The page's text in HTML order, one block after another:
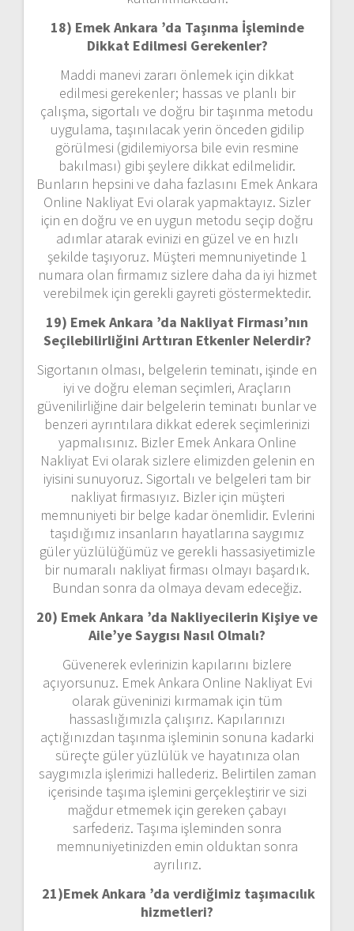
18) Emek Ankara ’da Taşınma İşleminde
Dikkat Edilmesi Gerekenler?
Maddi manevi zararı önlemek için dikkat
edilmesi gerekenler; hassas ve planlı bir
çalışma, sigortalı ve doğru bir taşınma metodu
uygulama, taşınılacak yerin önceden gidilip
görülmesi (gidilemiyorsa bile evin resmine
bakılması) gibi şeylere dikkat edilmelidir.
Bunların hepsini ve daha fazlasını Emek Ankara
Online Nakliyat Evi olarak yapmaktayız. Sizler
için en doğru ve en uygun metodu seçip doğru
adımlar atarak evinizi en güzel ve en hızlı
şekilde taşıyoruz. Müşteri memnuniyetinde 1
numara olan firmamız sizlere daha da iyi hizmet
verebilmek için gerekli gayreti göstermektedir.
19) Emek Ankara ’da Nakliyat Firması’nın
Seçilebilirliğini Arttıran Etkenler Nelerdir?
Sigortanın olması, belgelerin teminatı, işinde en
iyi ve doğru eleman seçimleri, Araçların
güvenilirliğine dair belgelerin teminatı bunlar ve
benzeri ayrıntılara dikkat ederek seçimlerinizi
yapmalısınız. Bizler Emek Ankara Online
Nakliyat Evi olarak sizlere elimizden gelenin en
iyisini sunuyoruz. Sigortalı ve belgeleri tam bir
nakliyat firmasıyız. Bizler için müşteri
memnuniyeti bir belge kadar önemlidir. Evlerini
taşıdığımız insanların hayatlarına saygımız
güler yüzlülüğümüz ve gerekli hassasiyetimizle
bir numaralı nakliyat firması olmayı başardık.
Bundan sonra da olmaya devam edeceğiz.
20) Emek Ankara ’da Nakliyecilerin Kişiye ve
Aile’ye Saygısı Nasıl Olmalı?
Güvenerek evlerinizin kapılarını bizlere
açıyorsunuz. Emek Ankara Online Nakliyat Evi
olarak güveninizi kırmamak için tüm
hassaslığımızla çalışırız. Kapılarınızı
açtığınızdan taşınma işleminin sonuna kadarki
süreçte güler yüzlülük ve hayatınıza olan
saygımızla işlerimizi hallederiz. Belirtilen zaman
içerisinde taşıma işlemini gerçekleştirir ve sizi
mağdur etmemek için gereken çabayı
sarfederiz. Taşıma işleminden sonra
memnuniyetinizden emin olduktan sonra
ayrılırız.
21)Emek Ankara ’da verdiğimiz taşımacılık
hizmetleri?